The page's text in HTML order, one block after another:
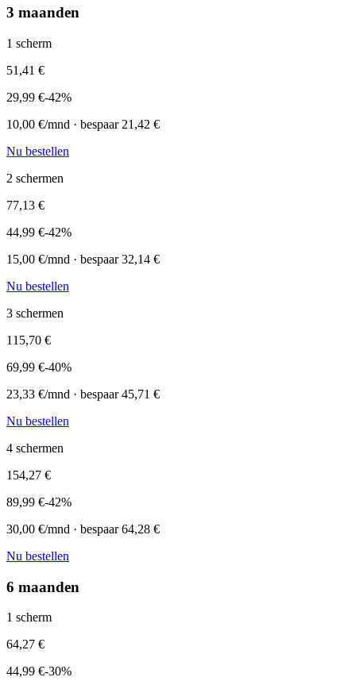
3 maanden
1 scherm
51,41 €
29,99 €-42%
10,00 €/mnd · bespaar 21,42 €
Nu bestellen
2 schermen
77,13 €
44,99 €-42%
15,00 €/mnd · bespaar32,14 €
Nu bestellen
3 schermen
115,70 €
69,99 €-40%
23,33 €/mnd · bespaar45,71 €
Nu bestellen
4 schermen
154,27 €
89,99 €-42%
30,00 €/mnd · bespaar64,28 €
Nu bestellen
6 maanden
1 scherm
64,27 €
44,99 €-30%